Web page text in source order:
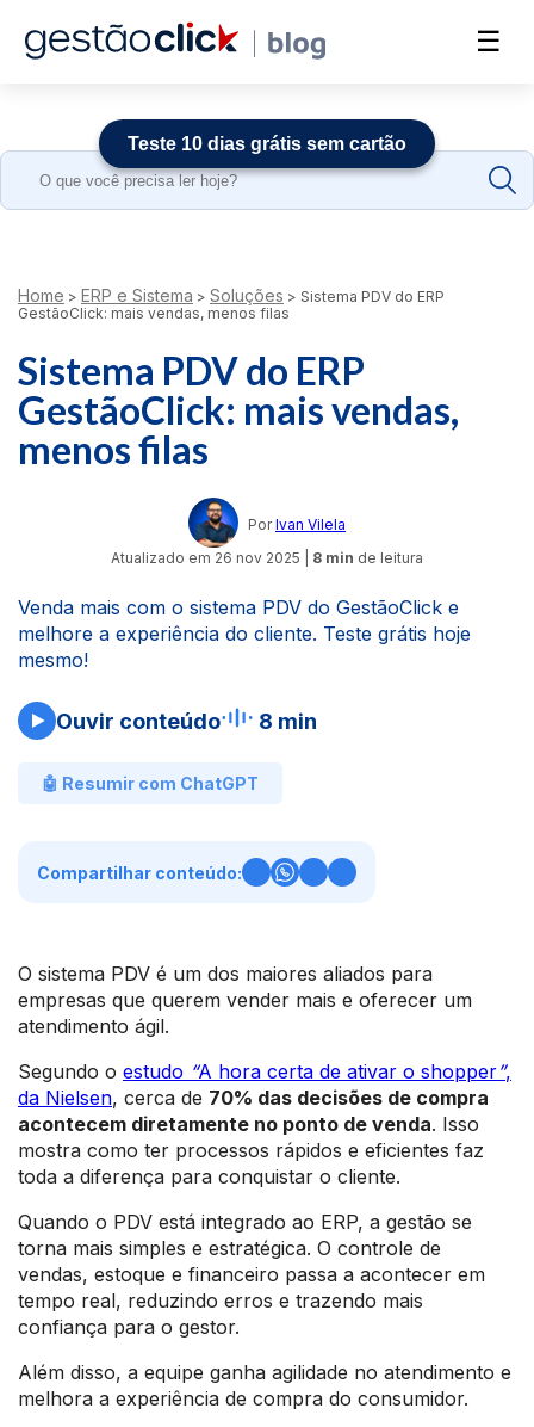
☰
Search
Home > ERP e Sistema > Soluções > Sistema PDV do ERP
GestãoClick: mais vendas, menos filas
Sistema PDV do ERP
GestãoClick: mais vendas,
menos filas
Por Ivan Vilela
Atualizado em 26 nov 2025 8 min de leitura
Venda mais com o sistema PDV do GestãoClick e
melhore a experiência do cliente. Teste grátis hoje
mesmo!
Ouvir conteúdo 8 min
🤖 Resumir com ChatGPT
Compartilhar conteúdo:
O sistema PDV é um dos maiores aliados para
empresas que querem vender mais e oferecer um
atendimento ágil.
Segundo o estudo “A hora certa de ativar o shopper”,
da Nielsen, cerca de 70% das decisões de compra
acontecem diretamente no ponto de venda. Isso
mostra como ter processos rápidos e eficientes faz
toda a diferença para conquistar o cliente.
Quando o PDV está integrado ao ERP, a gestão se
torna mais simples e estratégica. O controle de
vendas, estoque e financeiro passa a acontecer em
tempo real, reduzindo erros e trazendo mais
confiança para o gestor.
Além disso, a equipe ganha agilidade no atendimento e
melhora a experiência de compra do consumidor.
Teste 10 dias grátis sem cartão